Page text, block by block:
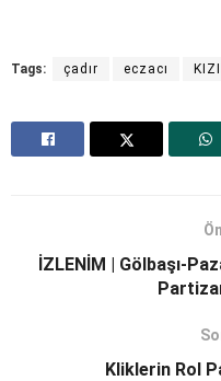
Tags: çadır eczacı
İZLENİM | Gölbaşı-
Kliklerin Rol